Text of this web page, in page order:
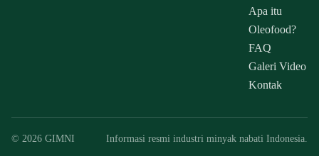
Apa itu
Oleofood?
FAQ
Galeri Video
Kontak
© 2026 GIMNI Informasi resmi industri minyak nabati Indonesia.